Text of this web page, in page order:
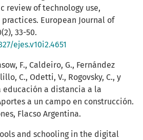
review of technology use,
European Journal of
33-50.
ejes.v10i2.4651
F., Caldeiro, G., Fernández
C., Odetti, V., Rogovsky, C., y
educación a distancia a la
a un campo en construcción.
Flacso Argentina.
and schooling in the digital